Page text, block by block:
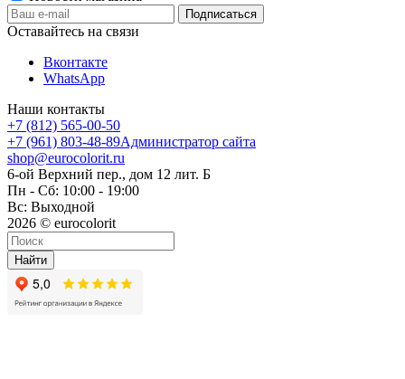
Оставайтесь на связи
Вконтакте
WhatsApp
Наши контакты
+7 (812) 565-00-50
+7 (961) 803-48-89Администратор сайта
shop@eurocolorit.ru
6-ой Верхний пер., дом 12 лит. Б
Пн - Сб: 10:00 - 19:00
Вс: Выходной
2026 © eurocolorit
Найти